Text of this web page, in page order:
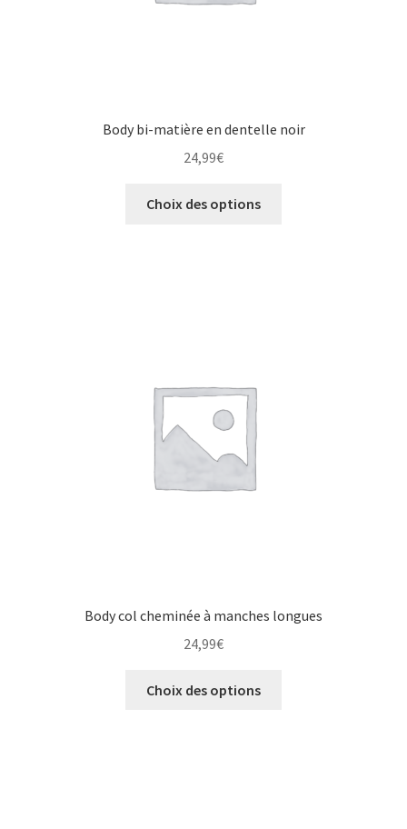
Body bi-matière en dentelle noir
24,99€
Choix des options
Body col cheminée à manches longues
24,99€
Choix des options